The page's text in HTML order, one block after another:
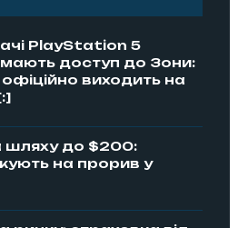
PlayStation 5
доступ до Зони:
офіційно виходить на
шляху до $200:
на прорив у